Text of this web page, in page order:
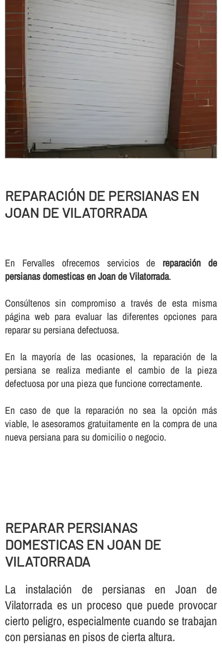
REPARACIÓN DE PERSIANAS EN
JOAN DE VILATORRADA
En Fervalles ofrecemos servicios de reparación de
persianas domesticas en Joan de Vilatorrada.
Consúltenos sin compromiso a través de esta misma
página web para evaluar las diferentes opciones para
reparar su persiana defectuosa.
En la mayorí­a de las ocasiones, la reparación de la
persiana se realiza mediante el cambio de la pieza
defectuosa por una pieza que funcione correctamente.
En caso de que la reparación no sea la opción más
viable, le asesoramos gratuitamente en la compra de una
nueva persiana para su domicilio o negocio.
REPARAR PERSIANAS
DOMESTICAS EN JOAN DE
VILATORRADA
La instalación de persianas en Joan de
Vilatorrada es un proceso que puede provocar
cierto peligro, especialmente cuando se trabajan
con persianas en pisos de cierta altura.